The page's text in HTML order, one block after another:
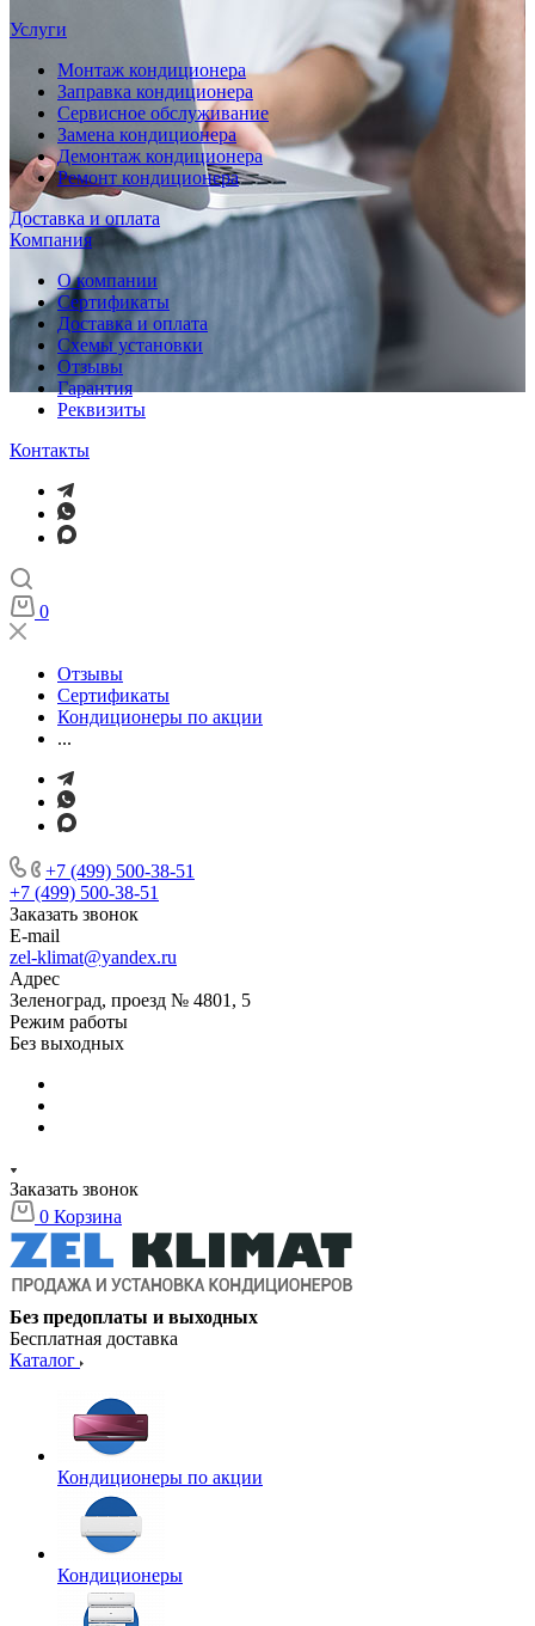
Услуги
Монтаж кондиционера
Заправка кондиционера
Сервисное обслуживание
Замена кондиционера
Демонтаж кондиционера
Ремонт кондиционера
Доставка и оплата
Компания
О компании
Сертификаты
Доставка и оплата
Схемы установки
Отзывы
Гарантия
Реквизиты
Контакты
0
Отзывы
Сертификаты
Кондиционеры по акции
...
+7 (499) 500-38-51
+7 (499) 500-38-51
Заказать звонок
E-mail
zel-klimat@yandex.ru
Адрес
Зеленоград, проезд № 4801, 5
Режим работы
Без выходных
Заказать звонок
0 Корзина
Без предоплаты и выходных
Бесплатная доставка
Каталог
Кондиционеры по акции
Кондиционеры